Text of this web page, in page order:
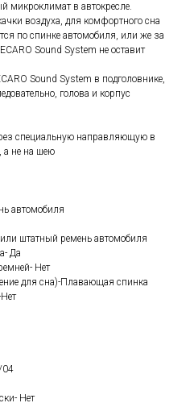
микроклимат в автокресле.
воздуха, для комфортного сна
по спинке автомобиля, или же за
Sound System не оставит
Sound System в подголовнике,
голова и корпус
специальную направляющую в
а не на шею
автомобиля
штатный ремень автомобиля
Да
Нет
для сна)-Плавающая спинка
04
Нет